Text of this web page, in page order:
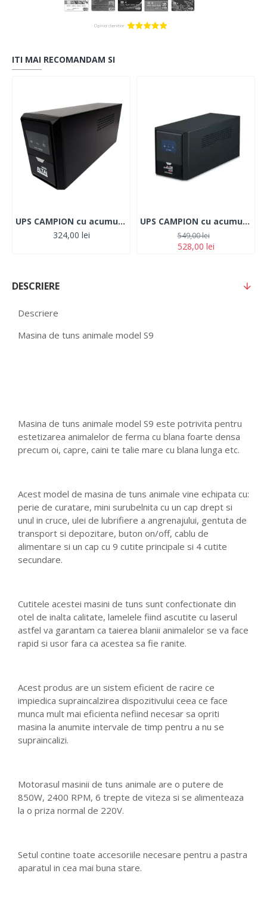
ITI MAI RECOMANDAM SI
UPS CAMPION cu acumulator 220V , 600W cu 2 prize
324,00 lei
UPS CAMPION cu acumulator 220V ,1200W cu 3 prize CAMPION
528,00 lei
549,00 lei
DESCRIERE
Descriere
Masina de tuns animale model S9
Masina de tuns animale model S9 este potrivita pentru
estetizarea animalelor de ferma cu blana foarte densa
precum oi, capre, caini te talie mare cu blana lunga etc.
Acest model de masina de tuns animale vine echipata cu:
perie de curatare, mini surubelnita cu un cap drept si
unul in cruce, ulei de lubrifiere a angrenajului, gentuta de
transport si depozitare, buton on/off, cablu de
alimentare si un cap cu 9 cutite principale si 4 cutite
secundare.
Cutitele acestei masini de tuns sunt confectionate din
otel de inalta calitate, lamelele fiind ascutite cu laserul
astfel va garantam ca taierea blanii animalelor se va face
rapid si usor fara ca acestea sa fie ranite.
Acest produs are un sistem eficient de racire ce
impiedica supraincalzirea dispozitivului ceea ce face
munca mult mai eficienta nefiind necesar sa opriti
masina la anumite intervale de timp pentru a nu se
supraincalizi.
Motorasul masinii de tuns animale are o putere de
850W, 2400 RPM, 6 trepte de viteza si se alimenteaza
la o priza normal de 220V.
Setul contine toate accesoriile necesare pentru a pastra
aparatul in cea mai buna stare.